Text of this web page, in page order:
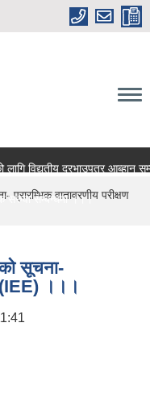
विद्युतीय दरभाउपत्र आब्हान
सम्बन्धमा ।।।
प्रारम्भिक वातावरणीय परीक्षण
सूचना-
(IEE) ।।।